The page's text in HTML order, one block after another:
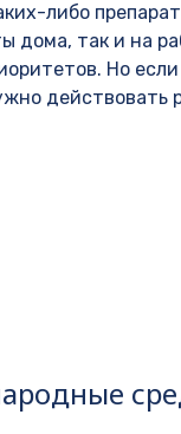
либо
дома, так и на
Но
действовать